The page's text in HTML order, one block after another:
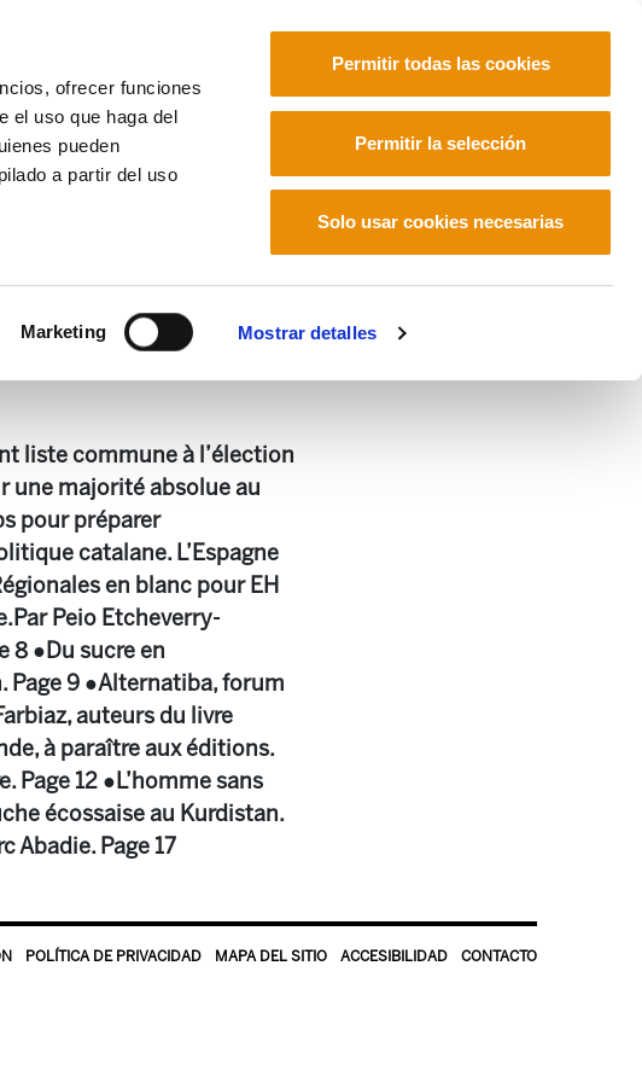
ofrecer funciones
el uso que haga del
pueden
a partir del uso
Marketing Mostrar detalles
Permitir todas las cookies
Permitir la selección
Solo usar cookies necesarias
liste commune à l’élection
une majorité absolue au
pour préparer
catalane. L’Espagne
en blanc pour EH
Peio Etcheverry-
8 ●Du sucre en
Page 9 ●Alternatiba, forum
auteurs du livre
à paraître aux éditions.
Page 12 ●L’homme sans
écossaise au Kurdistan.
Abadie. Page 17
POLÍTICA DE PRIVACIDAD MAPA DEL SITIO ACCESIBILIDAD CONTACTO